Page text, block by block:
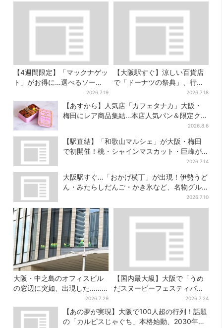
【4週間限定】「マックナゲッ
ト」がお得に…選べるソース
は全4種 ポケモンパッケージ
は今だけ
2026.7.19
【大阪駅すぐ】涼しい百貨店
で「ドーナツの祭典」、行列
店の“できたて”＆限定メニュ
ーも
2026.7.18
【あすから】人気店「カフェタナカ」大阪・
梅田にレア商品集結…本店人気パン＆限定クッ
2026.8.6
【駅直結】「和歌山マルシェ」が大阪・梅田
で初開催！桃・シャインマスカット・巨峰が
2026.7.14
大阪駅すぐ…「おかげ横丁」が出現！伊勢うど
ん・みたらしだんご・かき氷など、名物グル
2026.7.10
大阪・中之島のオフィスビル
の窓辺に突如、出現した……
巨大インコ「何かいる」「朝
からビビった」、その正体と
は？
2026.7.29
【国内最大級】大阪で「うめ
だスヌーピーフェスティバ
ル」、約80ブランドが集結！
ここだけのグッズも
2026.7.24
【あの夢が実現】大阪で100人超の行列！話題
の「カルピスじゃぐち」本格始動、2030年ま